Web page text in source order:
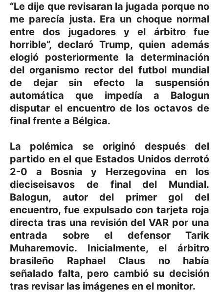
“Le dije que revisaran la jugada porque no
me parecía justa. Era un choque normal
entre dos jugadores y el árbitro fue
horrible”, declaró Trump, quien además
elogió posteriormente la determinación
del organismo rector del futbol mundial
de dejar sin efecto la suspensión
automática que impedía a Balogun
disputar el encuentro de los octavos de
final frente a Bélgica.
La polémica se originó después del
partido en el que Estados Unidos derrotó
2-0 a Bosnia y Herzegovina en los
dieciseisavos de final del Mundial.
Balogun, autor del primer gol del
encuentro, fue expulsado con tarjeta roja
directa tras una revisión del VAR por una
entrada sobre el defensor Tarik
Muharemovic. Inicialmente, el árbitro
brasileño Raphael Claus no había
señalado falta, pero cambió su decisión
tras revisar las imágenes en el monitor.